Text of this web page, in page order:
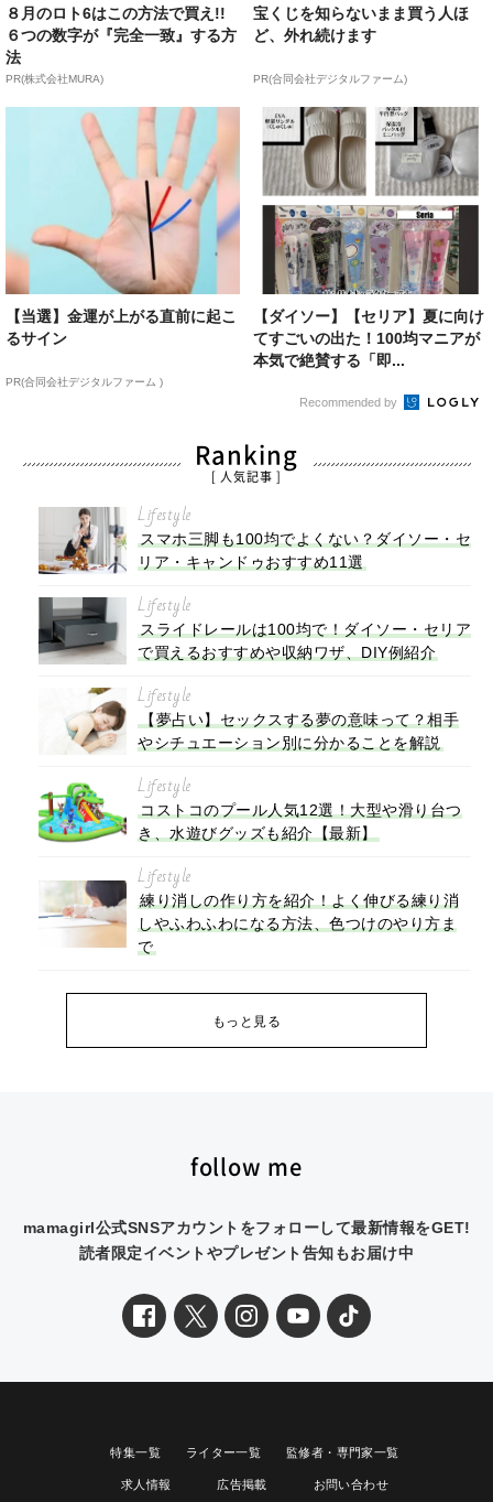
８月のロト6はこの方法で買え!!
６つの数字が『完全一致』する方
法
PR(株式会社MURA)
宝くじを知らないまま買う人ほ
ど、外れ続けます
PR(合同会社デジタルファーム)
【当選】金運が上がる直前に起こ
るサイン
PR(合同会社デジタルファーム )
【ダイソー】【セリア】夏に向け
てすごいの出た！100均マニアが
本気で絶賛する「即...
Recommended by
Ranking
[ 人気記事 ]
Lifestyle
スマホ三脚も100均でよくない？ダイソー・セ
リア・キャンドゥおすすめ11選
Lifestyle
スライドレールは100均で！ダイソー・セリア
で買えるおすすめや収納ワザ、DIY例紹介
Lifestyle
【夢占い】セックスする夢の意味って？相手
やシチュエーション別に分かることを解説
Lifestyle
コストコのプール人気12選！大型や滑り台つ
き、水遊びグッズも紹介【最新】
Lifestyle
練り消しの作り方を紹介！よく伸びる練り消
しやふわふわになる方法、色つけのやり方ま
で
もっと見る
follow me
mamagirl公式SNSアカウントをフォローして最新情報をGET!
読者限定イベントやプレゼント告知もお届け中
特集一覧 ライター一覧 監修者・専門家一覧
求人情報 広告掲載 お問い合わせ